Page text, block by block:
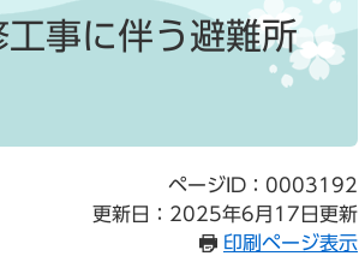
事に伴う避難所
ページID：0003192
更新日：2025年6月17日更新
印刷ページ表示